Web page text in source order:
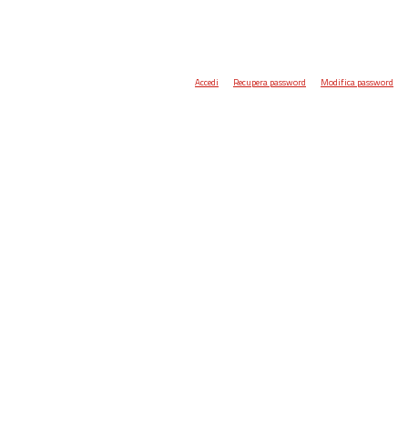
Accedi Recupera password Modifica password